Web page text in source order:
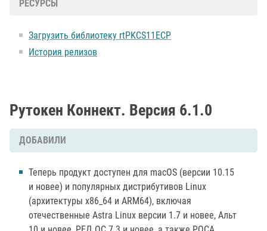
РЕСУРСЫ
Загрузить библиотеку rtPKCS11ECP
История релизов
Рутокен Коннект. Версия 6.1.0
ДОБАВИЛИ
Теперь продукт доступен для macOS (версии 10.15
и новее) и популярных дистрибутивов Linux
(архитектуры x86_64 и ARM64), включая
отечественные Astra Linux версии 1.7 и новее, Альт